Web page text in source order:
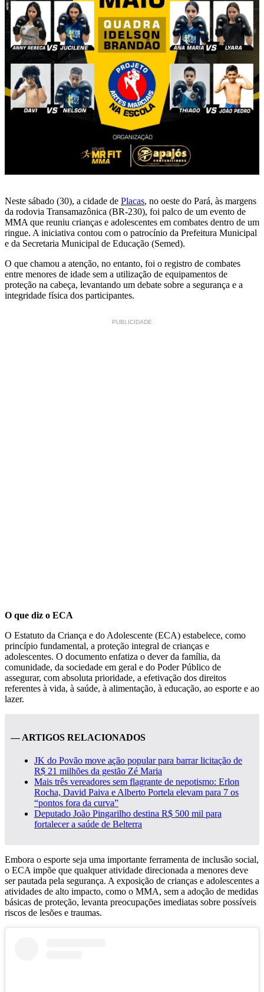
Neste sábado (30), a cidade de Placas, no oeste do Pará, às margens
da rodovia Transamazônica (BR-230), foi palco de um evento de
MMA que reuniu crianças e adolescentes em combates dentro de um
ringue. A iniciativa contou com o patrocínio da Prefeitura Municipal
e da Secretaria Municipal de Educação (Semed).
O que chamou a atenção, no entanto, foi o registro de combates
entre menores de idade sem a utilização de equipamentos de
proteção na cabeça, levantando um debate sobre a segurança e a
integridade física dos participantes.
PUBLICIDADE
O que diz o ECA
O Estatuto da Criança e do Adolescente (ECA) estabelece, como
princípio fundamental, a proteção integral de crianças e
adolescentes. O documento enfatiza o dever da família, da
comunidade, da sociedade em geral e do Poder Público de
assegurar, com absoluta prioridade, a efetivação dos direitos
referentes à vida, à saúde, à alimentação, à educação, ao esporte e ao
lazer.
— ARTIGOS RELACIONADOS
JK do Povão move ação popular para barrar licitação de
R$ 21 milhões da gestão Zé Maria
Mais três vereadores sem flagrante de nepotismo: Erlon
Rocha, David Paiva e Alberto Portela elevam para 7 os
“pontos fora da curva”
Deputado João Pingarilho destina R$ 500 mil para
fortalecer a saúde de Belterra
Embora o esporte seja uma importante ferramenta de inclusão social,
o ECA impõe que qualquer atividade direcionada a menores deve
ser pautada pela segurança. A exposição de crianças e adolescentes a
atividades de alto impacto, como o MMA, sem a adoção de medidas
básicas de proteção, levanta preocupações imediatas sobre possíveis
riscos de lesões e traumas.